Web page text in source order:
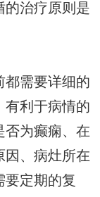
的治疗原则是
都需要详细的
有利于病情的
否为癫痫、在
因、病灶所在
要定期的复